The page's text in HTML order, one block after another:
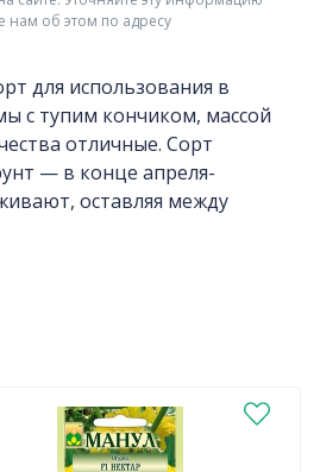
нам об этом по адресу
для использования в
с тупим кончиком, массой
отличные. Сорт
— в конце апреля-
оставляя между